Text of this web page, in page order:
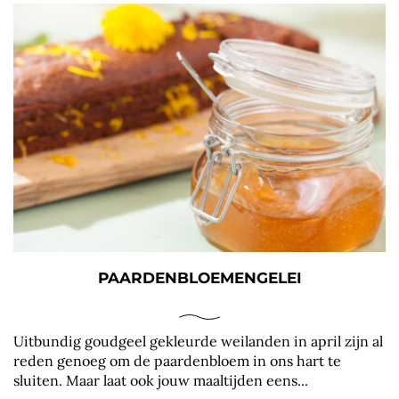
PAARDENBLOEMENGELEI
Uitbundig goudgeel gekleurde weilanden in april zijn al
reden genoeg om de paardenbloem in ons hart te
sluiten. Maar laat ook jouw maaltijden eens...